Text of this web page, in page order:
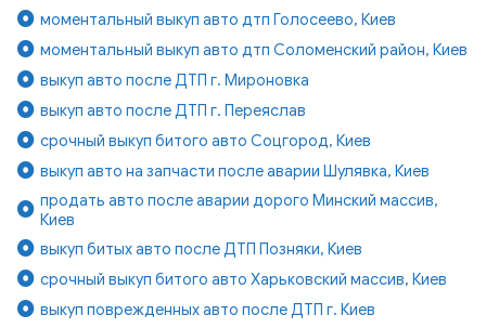
моментальный выкуп авто дтп Голосеево, Киев
моментальный выкуп авто дтп Соломенский район, Киев
выкуп авто после ДТП г. Мироновка
выкуп авто после ДТП г. Переяслав
срочный выкуп битого авто Соцгород, Киев
выкуп авто на запчасти после аварии Шулявка, Киев
продать авто после аварии дорого Минский массив,
Киев
выкуп битых авто после ДТП Позняки, Киев
срочный выкуп битого авто Харьковский массив, Киев
выкуп поврежденных авто после ДТП г. Киев